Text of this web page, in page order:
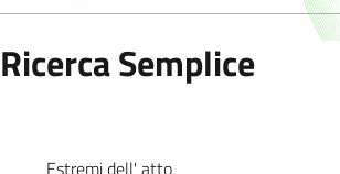
Ricerca Semplice
Estremi dell' atto